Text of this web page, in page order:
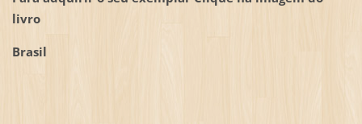
livro
Brasil